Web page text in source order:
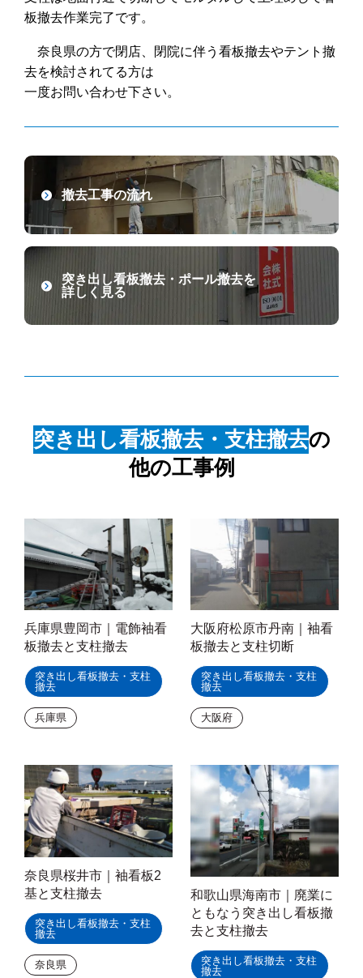
板撤去作業完了です。
奈良県の方で閉店、閉院に伴う看板撤去やテント撤
去を検討されてる方は
一度お問い合わせ下さい。
撤去工事の流れ
突き出し看板撤去・ポール撤去を
詳しく見る
突き出し看板撤去・支柱撤去の
他の工事例
兵庫県豊岡市｜電飾袖看
板撤去と支柱撤去
突き出し看板撤去・支柱
撤去
兵庫県
大阪府松原市丹南｜袖看
板撤去と支柱切断
突き出し看板撤去・支柱
撤去
大阪府
奈良県桜井市｜袖看板2
基と支柱撤去
突き出し看板撤去・支柱
撤去
奈良県
和歌山県海南市｜廃業に
ともなう突き出し看板撤
去と支柱撤去
突き出し看板撤去・支柱
撤去